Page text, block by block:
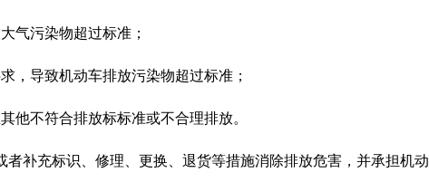
气污染物超过标准；
，导致机动车排放污染物超过标准；
他不符合排放标标准或不合理排放。
补充标识、修理、更换、退货等措施消除排放危害，并承担机